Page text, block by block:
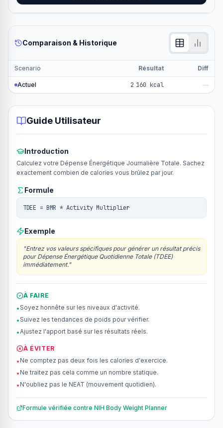
Comparaison & Historique
Scenario Résultat Diff
Actuel 2 160 kcal —
Guide Utilisateur
Introduction
Calculez votre Dépense Énergétique Journalière Totale. Sachez
exactement combien de calories vous brûlez par jour.
Formule
TDEE = BMR * Activity Multiplier
Exemple
"Entrez vos valeurs spécifiques pour générer un résultat précis
pour Dépense Énergétique Quotidienne Totale (TDEE)
immédiatement."
À FAIRE
•Soyez honnête sur les niveaux d'activité.
•Suivez les tendances de poids pour vérifier.
•Ajustez l'apport basé sur les résultats réels.
À ÉVITER
• Ne comptez pas deux fois les calories d'exercice.
• Ne traitez pas cela comme un nombre statique.
• N'oubliez pas le NEAT (mouvement quotidien).
Formule vérifiée contre NIH Body Weight Planner